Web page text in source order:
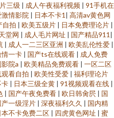
三级 | 成人午夜福利视频 | 91手机在
情影院 | 日本不卡1 | 高清av黄色网
自拍 | 欧美五级片 | 日本免费理论片 |
堂网 | 成人毛片网址 | 国产精品911 |
| 成人一二三区亚洲 | 欧美乱伦性爱 |
一卡 | 国产ts在线观看 | 成人免费
院a | 欧美精品免费观看 | 一区二区
看自拍 | 欧美性受爱 | 福利理论片
卡 | 日本三级全黄 | 91视频观看在线 |
| 国产午夜免费看 | 欧日韩肏屄 | 国
产一级淫片 | 深夜福利久久 | 国内精
本不卡免费二区 | 四虎黄色网址 | 蜜